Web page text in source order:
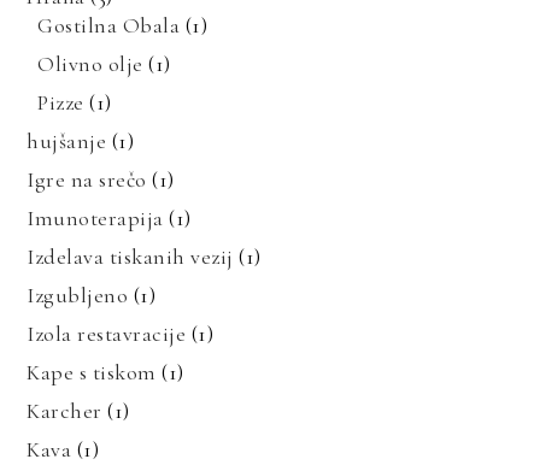
Gostilna Obala (1)
Olivno olje (1)
Pizze (1)
hujšanje (1)
Igre na srečo (1)
Imunoterapija (1)
Izdelava tiskanih vezij (1)
Izgubljeno (1)
Izola restavracije (1)
Kape s tiskom (1)
Karcher (1)
Kava (1)